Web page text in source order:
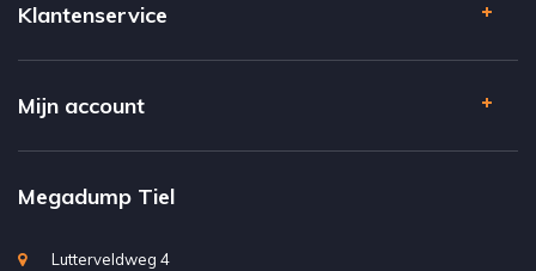
Klantenservice
Mijn account
Megadump Tiel
Lutterveldweg 4